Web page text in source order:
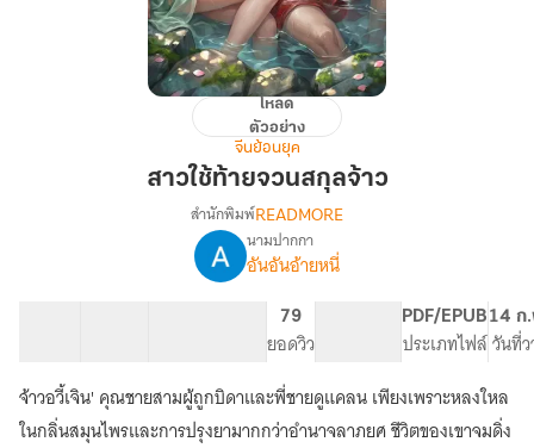
ท้าย
โหลด
ตัวอย่าง
จีนย้อนยุค
สาวใช้ท้ายจวนสกุลจ้าว
เรื่อง
สาว
ใช้
ท้าย
จวน
สกุล
จ้าว
สำนักพิมพ์READMORE
นามปากกา
อันอันอ้ายหนี่
79
ยอดวิว
PDF/EPUB
ประเภทไฟล์
14 ก
วันที่
จ้าวอวี้เจิน' คุณชายสามผู้ถูกบิดาและพี่ชายดูแคลน เพียงเพราะหลงใหล
ในกลิ่นสมุนไพรและการปรุงยามากกว่าอำนาจลาภยศ ชีวิตของเขาจมดิ่ง